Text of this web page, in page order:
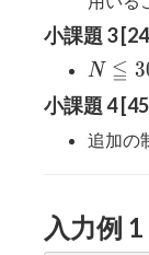
小課題 3
N
\leqq
300
N ≦ 3
小課題 4
追加の
入力例 1